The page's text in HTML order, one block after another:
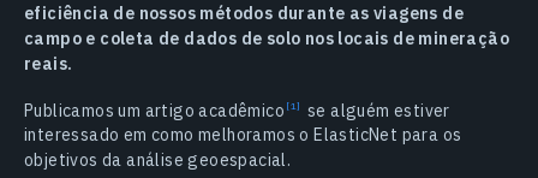
eficiência de nossos métodos durante as viagens de
campo e coleta de dados de solo nos locais de mineração
reais.
Publicamos um artigo acadêmico
se alguém estiver
interessado em como melhoramos o ElasticNet para os
objetivos da análise geoespacial.